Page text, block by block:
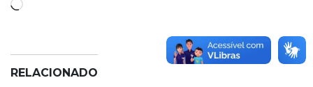
Carregando...
RELACIONADO